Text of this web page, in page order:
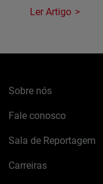
Ler Artigo
Sobre nós
Fale conosco
Sala de Reportagem
Carreiras